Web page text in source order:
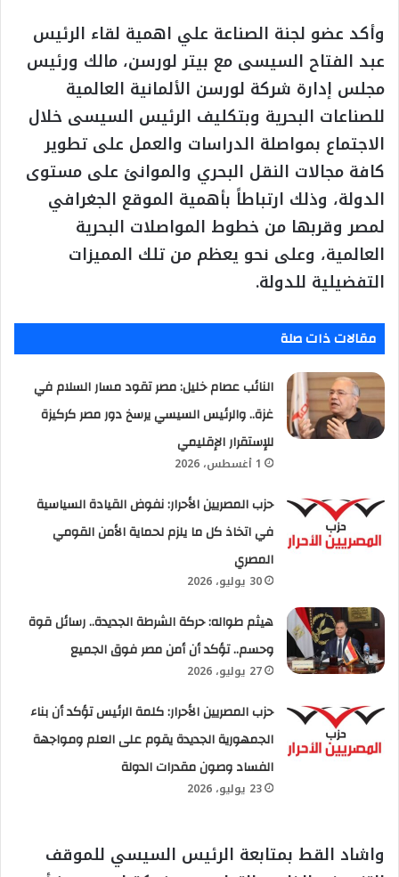
وأكد عضو لجنة الصناعة علي اهمية لقاء الرئيس
عبد الفتاح السيسى مع بيتر لورسن، مالك ورئيس
مجلس إدارة شركة لورسن الألمانية العالمية
للصناعات البحرية وبتكليف الرئيس السيسى خلال
الاجتماع بمواصلة الدراسات والعمل على تطوير
كافة مجالات النقل البحري والموانئ على مستوى
الدولة، وذلك ارتباطاً بأهمية الموقع الجغرافي
لمصر وقربها من خطوط المواصلات البحرية
العالمية، وعلى نحو يعظم من تلك المميزات
التفضيلية للدولة.
مقالات ذات صلة
النائب عصام خليل: مصر تقود مسار السلام في
غزة.. والرئيس السيسي يرسخ دور مصر كركيزة
للإستقرار الإقليمي
1 أغسطس، 2026
حزب المصريين الأحرار: نفوض القيادة السياسية
في اتخاذ كل ما يلزم لحماية الأمن القومي
المصري
30 يوليو، 2026
هيثم طواله: حركة الشرطة الجديدة.. رسائل قوة
وحسم.. تؤكد أن أمن مصر فوق الجميع
27 يوليو، 2026
حزب المصريين الأحرار: كلمة الرئيس تؤكد أن بناء
الجمهورية الجديدة يقوم على العلم ومواجهة
الفساد وصون مقدرات الدولة
23 يوليو، 2026
واشاد القط بمتابعة الرئيس السيسي للموقف